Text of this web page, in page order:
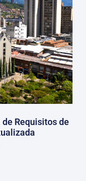
Requisitos de